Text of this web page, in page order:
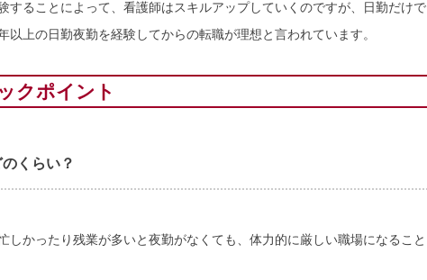
することによって、看護師はスキルアップしていくのですが、日勤だけで
以上の日勤夜勤を経験してからの転職が理想と言われています。
クポイント
くらい？
しかったり残業が多いと夜勤がなくても、体力的に厳しい職場になること